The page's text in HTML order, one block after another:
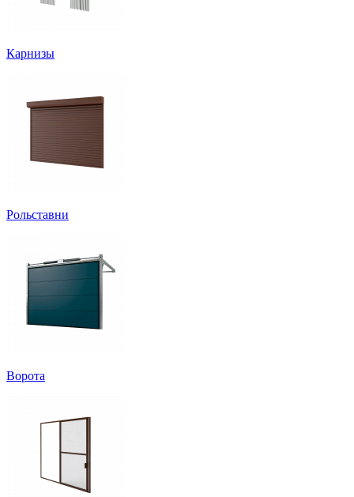
Карнизы
Рольставни
Ворота